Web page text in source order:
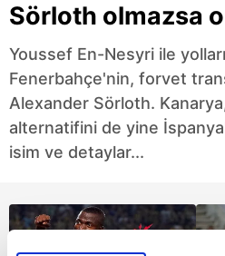
Sörloth olmazsa
Youssef En-Nesyri ile
Fenerbahçe'nin, forvet
Alexander Sörloth. Kanarya,
alternatifini de yine
isim ve detaylar...